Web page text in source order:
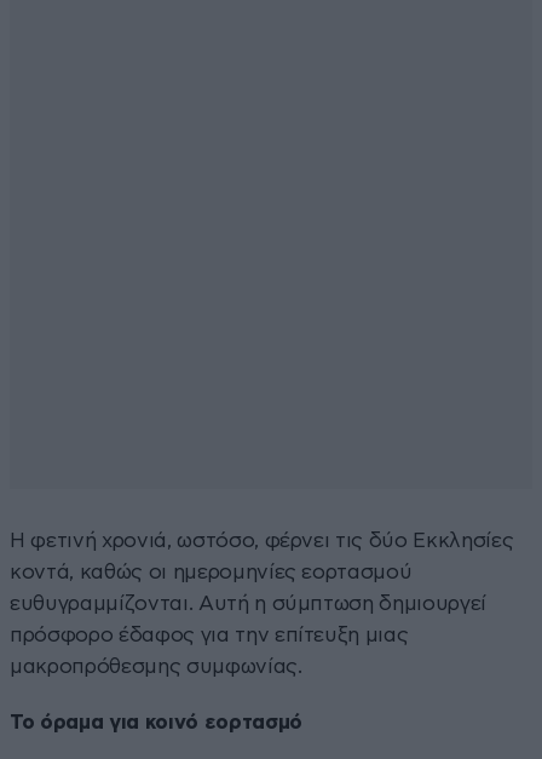
Η φετινή χρονιά, ωστόσο, φέρνει τις δύο Εκκλησίες
κοντά, καθώς οι ημερομηνίες εορτασμού
ευθυγραμμίζονται. Αυτή η σύμπτωση δημιουργεί
πρόσφορο έδαφος για την επίτευξη μιας
μακροπρόθεσμης συμφωνίας.
Το όραμα για κοινό εορτασμό